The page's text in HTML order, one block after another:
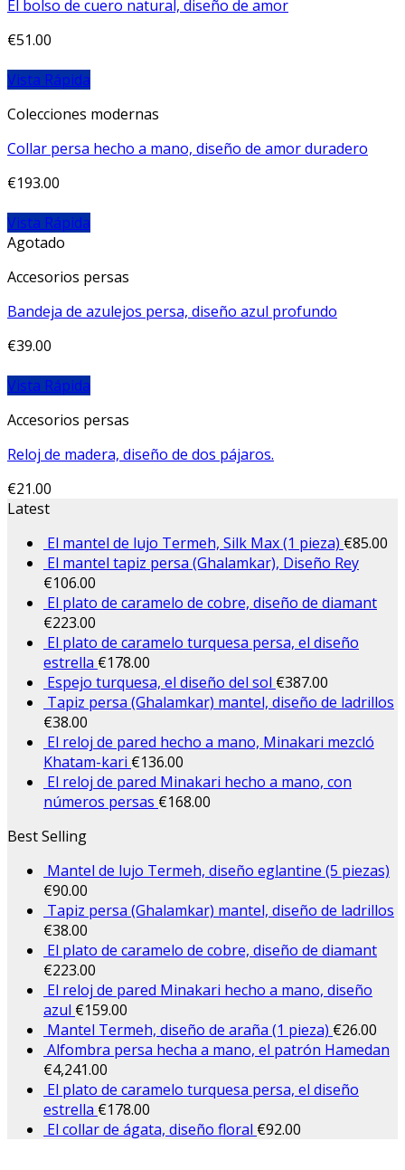
El bolso de cuero natural, diseño de amor
€51.00
Vista Rápida
Colecciones modernas
Collar persa hecho a mano, diseño de amor duradero
€193.00
Vista Rápida
Agotado
Accesorios persas
Bandeja de azulejos persa, diseño azul profundo
€39.00
Vista Rápida
Accesorios persas
Reloj de madera, diseño de dos pájaros.
€21.00
Latest
El mantel de lujo Termeh, Silk Max (1 pieza) €85.00
El mantel tapiz persa (Ghalamkar), Diseño Rey
€106.00
El plato de caramelo de cobre, diseño de diamant
€223.00
El plato de caramelo turquesa persa, el diseño
estrella €178.00
Espejo turquesa, el diseño del sol €387.00
Tapiz persa (Ghalamkar) mantel, diseño de ladrillos
€38.00
El reloj de pared hecho a mano, Minakari mezcló
Khatam-kari €136.00
El reloj de pared Minakari hecho a mano, con
números persas €168.00
Best Selling
Mantel de lujo Termeh, diseño eglantine (5 piezas)
€90.00
Tapiz persa (Ghalamkar) mantel, diseño de ladrillos
€38.00
El plato de caramelo de cobre, diseño de diamant
€223.00
El reloj de pared Minakari hecho a mano, diseño
azul €159.00
Mantel Termeh, diseño de araña (1 pieza) €26.00
Alfombra persa hecha a mano, el patrón Hamedan
€4,241.00
El plato de caramelo turquesa persa, el diseño
estrella €178.00
El collar de ágata, diseño floral €92.00